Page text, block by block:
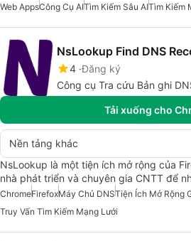
Web AppsCông Cụ AITìm Kiếm Sâu AITìm Kiếm
NsLookup Find DNS
4 Đăng ký
Công cụ Tra cứu Bản ghi
Tải xuống cho
Nền tảng khác
NsLookup là một tiện ích mở rộng của
nhà phát triển và chuyên gia CNTT để
ChromeFirefoxMáy Chủ DNSTiện Ích Mở Rộng
Truy Vấn Tìm Kiếm Mạng Lưới